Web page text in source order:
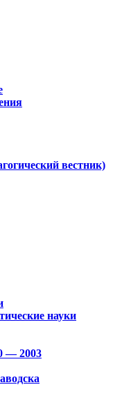
вестник)
науки
— 2003